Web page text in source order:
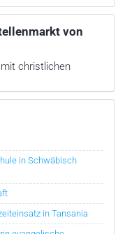
von
in Schwäbisch
in Tansania